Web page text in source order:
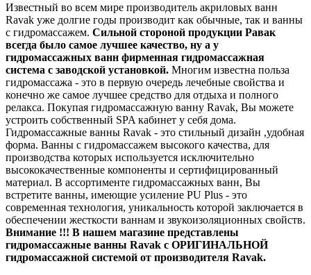
Известный во всем мире производитель акриловых ванн
Ravak уже долгие годы производит как обычные, так и ванны
с гидромассажем. Сильной стороной продукции Равак
всегда было самое лучшее качество, ну а у
гидромассажных ванн фирменная гидромассажная
система с заводской установкой. Многим известна польза
гидромассажа - это в первую очередь лечебные свойства и
конечно же самое лучшее средство для отдыха и полного
релакса. Покупая гидромассажную ванну Ravak, Вы можете
устроить собственный SPA кабинет у себя дома.
Гидромассажные ванны Ravak - это стильный дизайн ,удобная
форма. Ванны с гидромассажем высокого качества, для
производства которых используется исключительно
высококачественные компоненты и сертифицированный
материал. В ассортименте гидромассажных ванн, Вы
встретите ванны, имеющие усиление PU Plus - это
современная технология, уникальность которой заключается в
обеспечении жесткости ваннам и звукоизоляционных свойств.
Внимание !!! В нашем магазине представлены
гидромассажные ванны Ravak с ОРИГИНАЛЬНОЙ
гидромассажной системой от производителя Ravak.